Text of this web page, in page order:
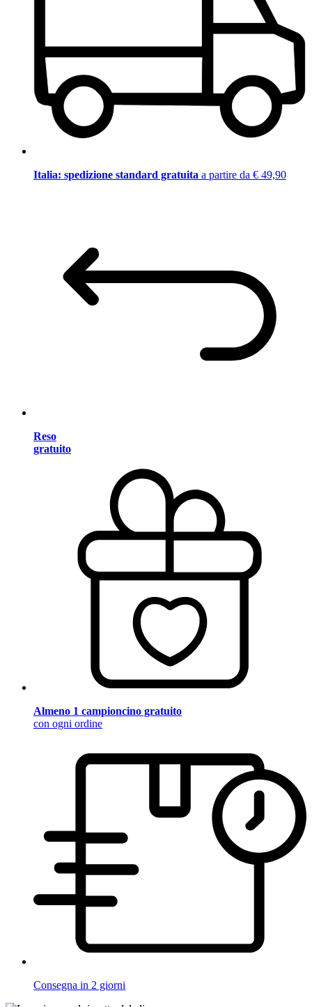
Italia: spedizione standard gratuita a partire da € 49,90
Reso
gratuito
Almeno 1 campioncino gratuito
con ogni ordine
Consegna in 2 giorni